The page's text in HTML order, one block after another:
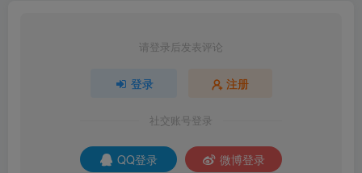
请登录后发表评论
登录 注册
社交账号登录
QQ登录
微博登录